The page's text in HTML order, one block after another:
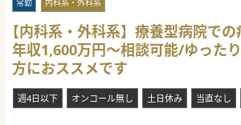
です。
■充実した手当や新幹線代を含む交通費
福利厚生の下で長期的に安定したキャリ
です。
【職場環境と雰囲気】
■併設する病院からの全面的なバックア
■施設内には経験豊富な看護師やリハビ
しており、多職種連携が非常にスムー
常勤 内科系・外科系
【内科系・外科系】療養型病院で
年収1,600万円～相談可能/ゆった
方におススメです
週4日以下 オンコール無し 土日休み 当直なし